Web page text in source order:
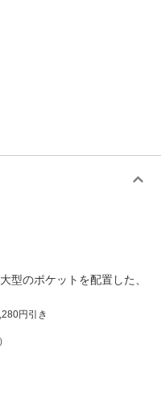
型のポケットを配置した、
円引き